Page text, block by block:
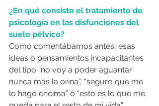
¿En qué consiste el tratamiento de
psicología en las disfunciones del
suelo pélvico?
Como comentábamos antes, esas
ideas o pensamientos incapacitantes
del tipo “no voy a poder aguantar
nunca más la orina”, “seguro que me
lo hago encima” ó “esto es lo que me